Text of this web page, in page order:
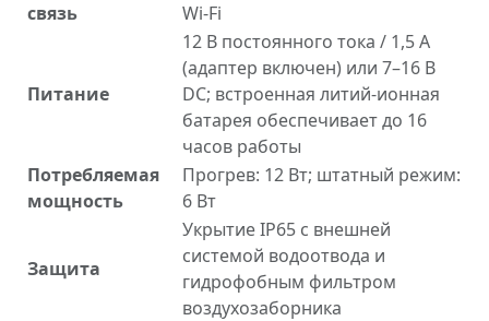
связь
Wi‑Fi
Питание
12 В постоянного тока / 1,5 А
(адаптер включен) или 7–16 В
DC; встроенная литий‑ионная
батарея обеспечивает до 16
часов работы
Потребляемая
мощность
Прогрев: 12 Вт; штатный режим:
6 Вт
Защита
Укрытие IP65 с внешней
системой водоотвода и
гидрофобным фильтром
воздухозаборника